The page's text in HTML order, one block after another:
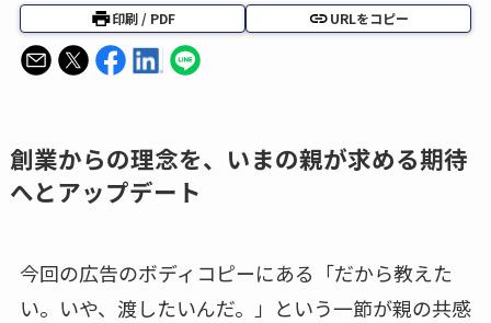
印刷 / PDF URLをコピー
創業からの理念を、いまの親が求める期待
へとアップデート
今回の広告のボディコピーにある「だから教えた
い。いや、渡したいんだ。」という一節が親の共感